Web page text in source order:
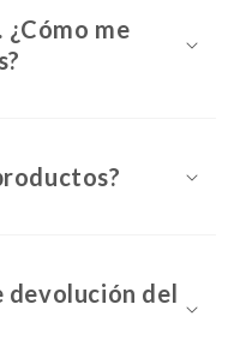
¿Cómo me
devolución del